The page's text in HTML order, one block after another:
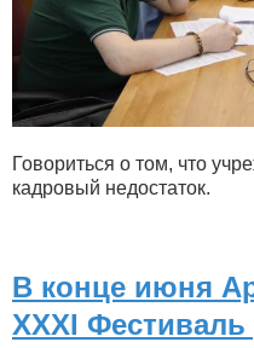
Говориться о том, что
кадровый недостаток.
В конце июня
XXXI